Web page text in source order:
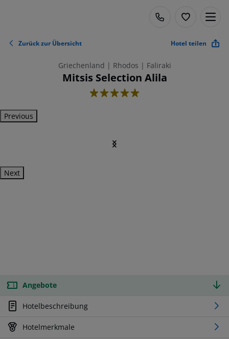
Zurück zur Übersicht Hotel teilen
Griechenland | Rhodos | Faliraki
Mitsis Selection Alila
5
Previous
Next
Angebote
Hotelbeschreibung
Hotelmerkmale